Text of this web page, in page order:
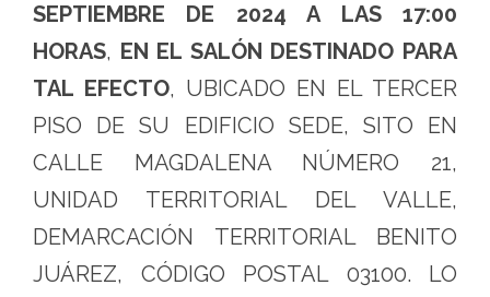
SEPTIEMBRE DE 2024 A LAS 17:00
HORAS, EN EL SALÓN DESTINADO PARA
TAL EFECTO, UBICADO EN EL TERCER
PISO DE SU EDIFICIO SEDE, SITO EN
CALLE MAGDALENA NÚMERO 21,
UNIDAD TERRITORIAL DEL VALLE,
DEMARCACIÓN TERRITORIAL BENITO
JUÁREZ, CÓDIGO POSTAL 03100. LO